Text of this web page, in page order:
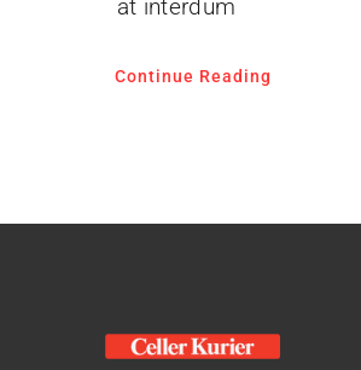
at interdum
Continue Reading